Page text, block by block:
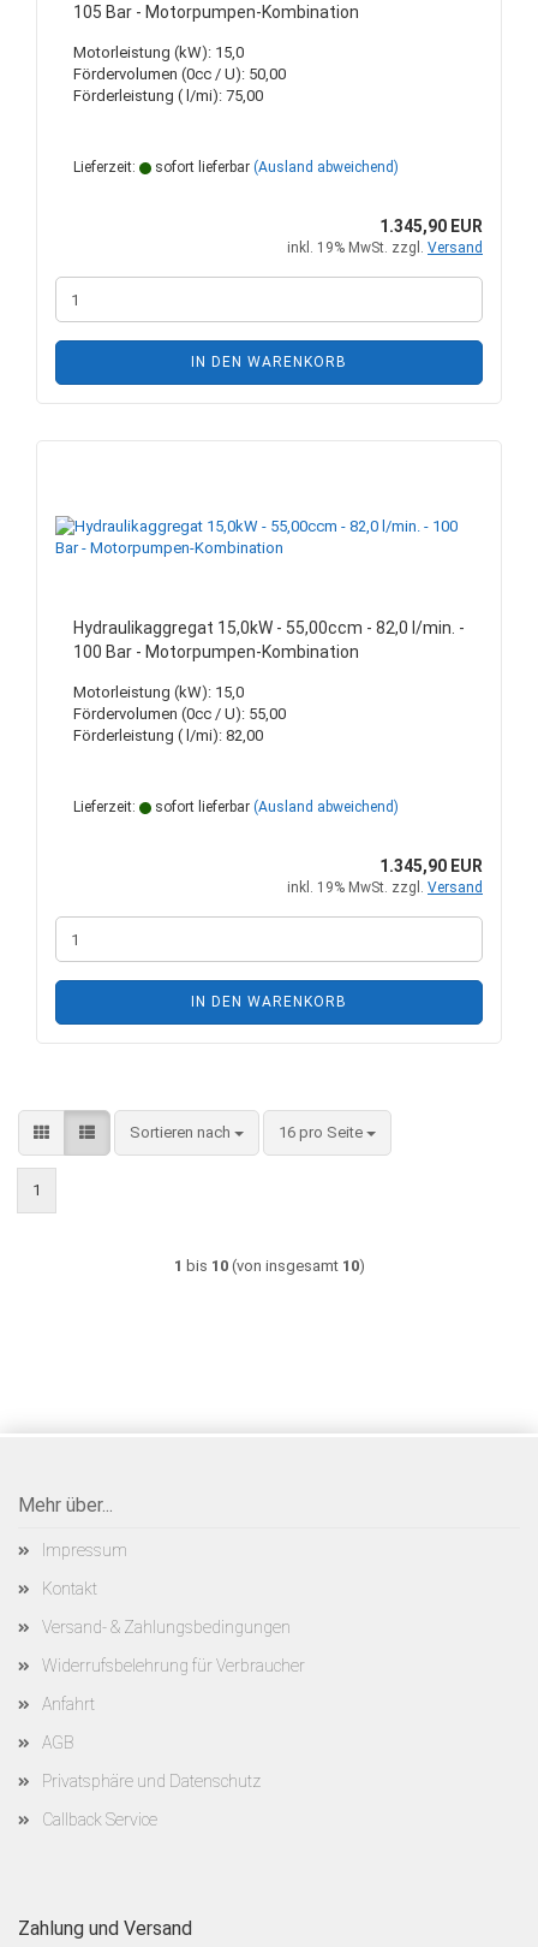
105 Bar - Motorpumpen-Kombination
Motorleistung (kW): 15,0
Fördervolumen (0cc / U): 50,00
Förderleistung ( l/mi): 75,00
Lieferzeit: sofort lieferbar (Ausland abweichend)
1.345,90 EUR
inkl. 19% MwSt. zzgl. Versand
IN DEN WARENKORB
Hydraulikaggregat 15,0kW - 55,00ccm - 82,0 l/min. -
100 Bar - Motorpumpen-Kombination
Motorleistung (kW): 15,0
Fördervolumen (0cc / U): 55,00
Förderleistung ( l/mi): 82,00
Lieferzeit: sofort lieferbar (Ausland abweichend)
1.345,90 EUR
inkl. 19% MwSt. zzgl. Versand
IN DEN WARENKORB
Sortieren nach
Sortieren nach 16 pro Seite
pro Seite
1
1 bis 10(von insgesamt 10)
Mehr über...
Impressum
Kontakt
Versand- & Zahlungsbedingungen
Widerrufsbelehrung für Verbraucher
Anfahrt
AGB
Privatsphäre und Datenschutz
Callback Service
Zahlung und Versand